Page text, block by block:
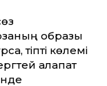
образы
тіпті көлемі
алапат